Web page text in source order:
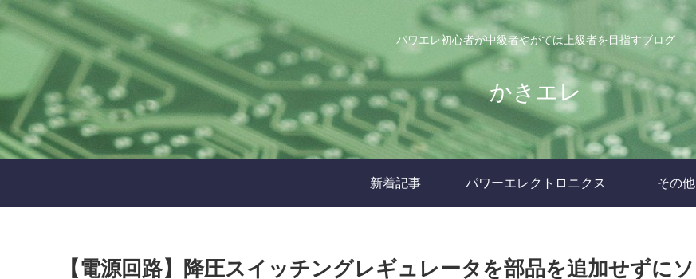
パワエレ初心者が中級者やがては上級者を目指すブログ
かきエレ
新着記事 パワーエレクトロニクス その他
【電源回路】降圧スイッチングレギュレータを部品を追加せずにソ